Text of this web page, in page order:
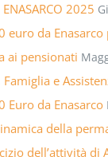
2025
euro da Enasarco
ai pensionati
Famiglia e
Euro da Enasarco
della
dell’attività di